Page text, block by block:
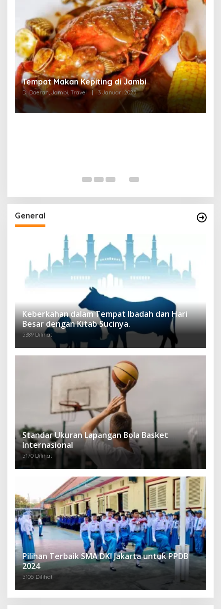
Tempat Makan di Thehok Jambi
Di Daerah, Jambi, Travel 3 Januari 2025
General
Keberkahan dalam Tempat Ibadah dan Hari
Besar dengan Kitab Sucinya.
5389 Dilihat
Standar Ukuran Lapangan Bola Basket
Internasional
5170 Dilihat
Pilihan Terbaik SMA DKI Jakarta untuk PPDB
2024
5105 Dilihat